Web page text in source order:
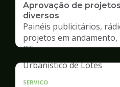
Aprovação de
diversos
Painéis publicitários,
projetos em
RT
SERVICO